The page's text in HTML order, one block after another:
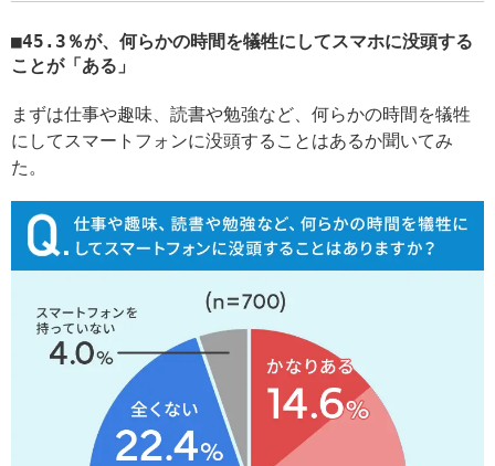
45.3％が、何らかの時間を犠牲にしてスマホに没頭する
ことが「ある」
まずは仕事や趣味、読書や勉強など、何らかの時間を犠牲
にしてスマートフォンに没頭することはあるか聞いてみ
た。